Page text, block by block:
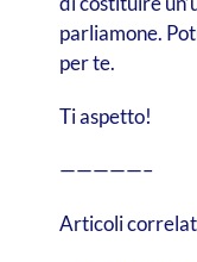
parliamone.
per te.
Ti aspetto!
—————–
Articoli